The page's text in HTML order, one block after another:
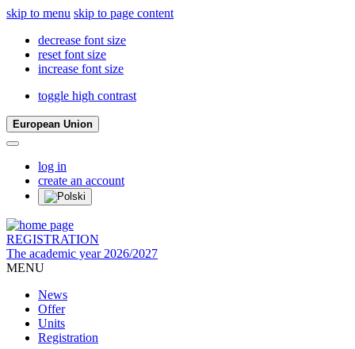
skip to menu skip to page content
decrease font size
reset font size
increase font size
toggle high contrast
European Union
log in
create an account
REGISTRATION
The academic year 2026/2027
MENU
News
Offer
Units
Registration